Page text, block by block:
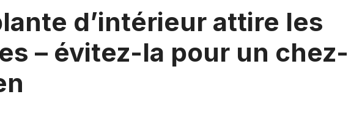
d’intérieur attire les
– évitez-la pour un chez-